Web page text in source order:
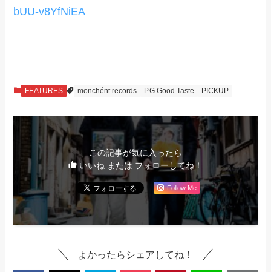
bUU-v8YfNiEA
FEATURES monchént records P.G Good Taste PICKUP
この記事が気に入ったら
いいね または フォローしてね！
Follow Me
よかったらシェアしてね！